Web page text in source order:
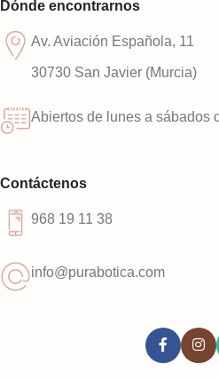
Dónde encontrarnos
Av. Aviación Española, 11
30730 San Javier (Murcia)
Abiertos de lunes a sábados
Contáctenos
968 19 11 38
info@purabotica.com